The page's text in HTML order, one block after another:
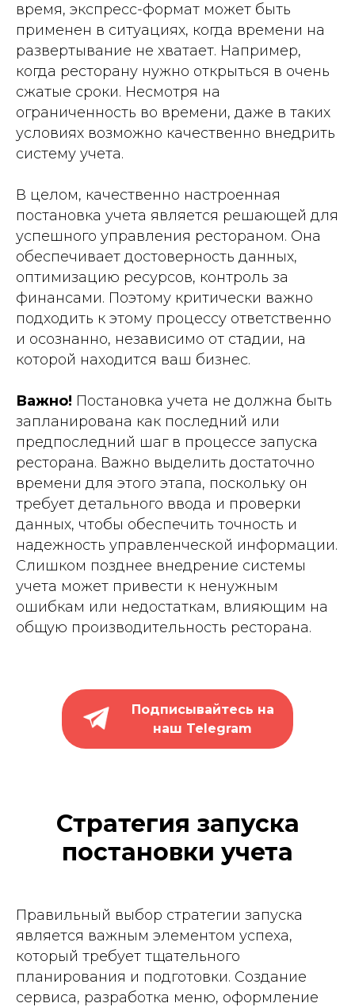
время, экспресс-формат может быть
применен в ситуациях, когда времени на
развертывание не хватает. Например,
когда ресторану нужно открыться в очень
сжатые сроки. Несмотря на
ограниченность во времени, даже в таких
условиях возможно качественно внедрить
систему учета.
В целом, качественно настроенная
постановка учета является решающей для
успешного управления рестораном. Она
обеспечивает достоверность данных,
оптимизацию ресурсов, контроль за
финансами. Поэтому критически важно
подходить к этому процессу ответственно
и осознанно, независимо от стадии, на
которой находится ваш бизнес.
Важно! Постановка учета не должна быть
запланирована как последний или
предпоследний шаг в процессе запуска
ресторана. Важно выделить достаточно
времени для этого этапа, поскольку он
требует детального ввода и проверки
данных, чтобы обеспечить точность и
надежность управленческой информации.
Слишком позднее внедрение системы
учета может привести к ненужным
ошибкам или недостаткам, влияющим на
общую производительность ресторана.
Подписывайтесь на
наш Telegram
Стратегия запуска
постановки учета
Правильный выбор стратегии запуска
является важным элементом успеха,
который требует тщательного
планирования и подготовки. Создание
сервиса, разработка меню, оформление